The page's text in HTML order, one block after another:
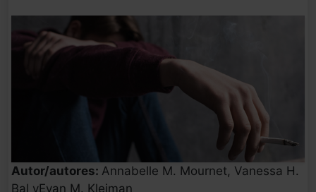
Autor/autores: Annabelle M. Mournet, Vanessa H.
Bal yEvan M. Kleiman